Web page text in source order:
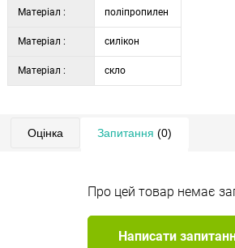
Матеріал : поліпропилен
Матеріал : силікон
Матеріал : скло
Оцінка Запитання (0)
Про цей товар немає
Написати